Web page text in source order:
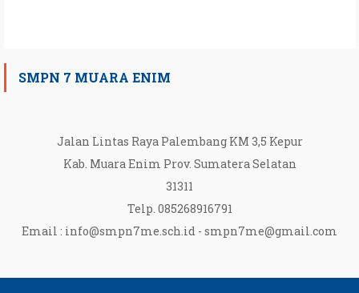
SMPN 7 MUARA ENIM
Jalan Lintas Raya Palembang KM 3,5 Kepur
Kab. Muara Enim Prov. Sumatera Selatan
31311
Telp. 085268916791
Email : info@smpn7me.sch.id -smpn7me@gmail.com